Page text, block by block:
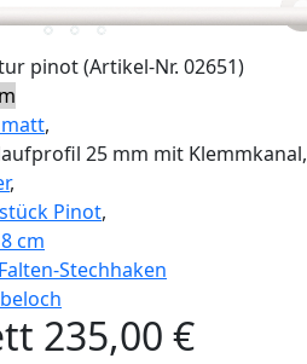
pinot(Artikel-Nr. 02651)
,
25 mm mit Klemmkanal,
,
Pinot,
cm
Stechhaken
235,00 €